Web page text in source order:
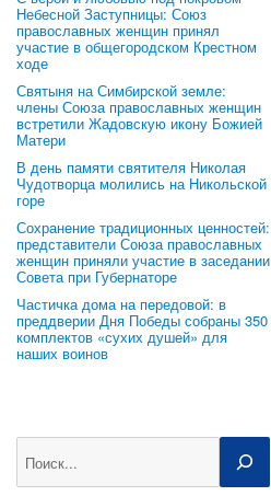
Небесной Заступницы: Союз
православных женщин принял
участие в общегородском Крестном
ходе
Святыня на Симбирской земле:
члены Союза православных женщин
встретили Жадовскую икону Божией
Матери
В день памяти святителя Николая
Чудотворца молились на Никольской
горе
Сохранение традиционных ценностей:
представители Союза православных
женщин приняли участие в заседании
Совета при Губернаторе
Частичка дома на передовой: в
преддверии Дня Победы собраны 350
комплектов «сухих душей» для
наших воинов